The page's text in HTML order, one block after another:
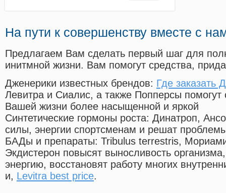
На пути к совершенству вместе с
Предлагаем Вам сделать первый шаг для
инитмной жизни. Вам помогут средства,
Дженерики известных брендов: Где заказать
Левитра и Сиалис, а также Попперсы помогут
Вашей жизни более насыщенной и яркой
Синтетические гормоны роста: Динатроп,
силы, энергии спортсменам и решат
БАДы и препараты: Tribulus terrestris,
Экдистерон повысят выносливость
энергию, восстановят работу многих
и, Levitra best price.